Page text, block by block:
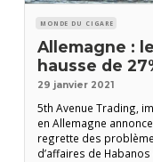
MONDE DU CIGARE
Allemagne :
hausse de
29 janvier 2021
5th Avenue Trading,
en Allemagne
regrette des
d’affaires de